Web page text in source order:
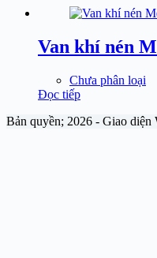
Van khí nén
Chưa phân loại
Đọc tiếp
Bản quyền; 2026 - Giao diện